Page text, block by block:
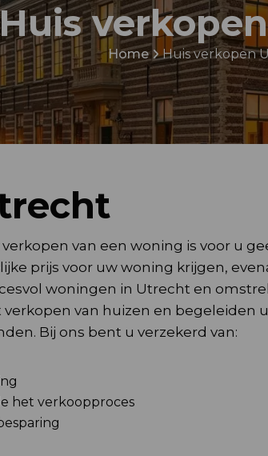
Home Huis verkopen
van een woning is voor u
prijs voor uw woning krijgen,
woningen in Utrecht en
van huizen en begeleiden
Bij ons bent u verzekerd van:
het verkoopproces